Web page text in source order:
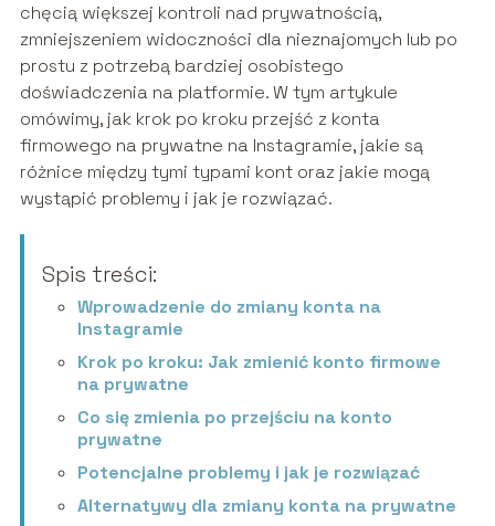
chęcią większej kontroli nad prywatnością,
zmniejszeniem widoczności dla nieznajomych lub po
prostu z potrzebą bardziej osobistego
doświadczenia na platformie. W tym artykule
omówimy, jak krok po kroku przejść z konta
firmowego na prywatne na Instagramie, jakie są
różnice między tymi typami kont oraz jakie mogą
wystąpić problemy i jak je rozwiązać.
Spis treści:
Wprowadzenie do zmiany konta na
Instagramie
Krok po kroku: Jak zmienić konto firmowe
na prywatne
Co się zmienia po przejściu na konto
prywatne
Potencjalne problemy i jak je rozwiązać
Alternatywy dla zmiany konta na prywatne